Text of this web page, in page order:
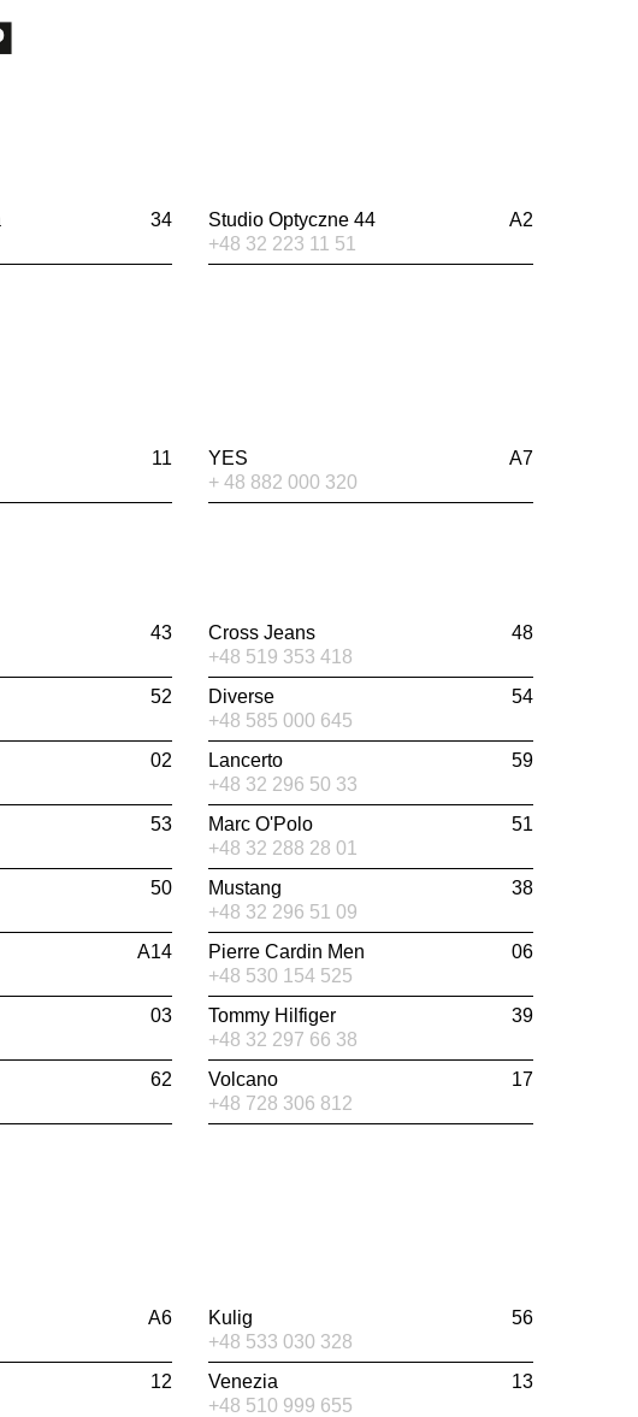
34
Studio Optyczne 44
A2
+48 32 223 11 51
11
YES
A7
+ 48 882 000 320
43
Cross Jeans
48
+48 519 353 418
52
Diverse
54
+48 585 000 645
02
Lancerto
59
+48 32 296 50 33
53
Marc O'Polo
51
+48 32 288 28 01
50
Mustang
38
+48 32 296 51 09
A14
Pierre Cardin Men
06
+48 530 154 525
03
Tommy Hilfiger
39
+48 32 297 66 38
62
Volcano
17
+48 728 306 812
A6
Kulig
56
+48 533 030 328
12
Venezia
13
+48 510 999 655